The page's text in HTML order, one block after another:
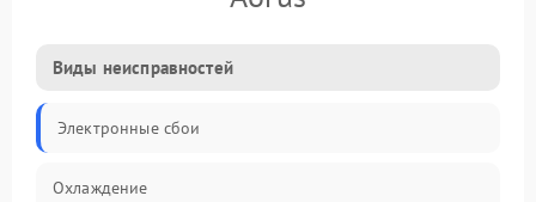
Виды неисправностей
Электронные сбои
Охлаждение